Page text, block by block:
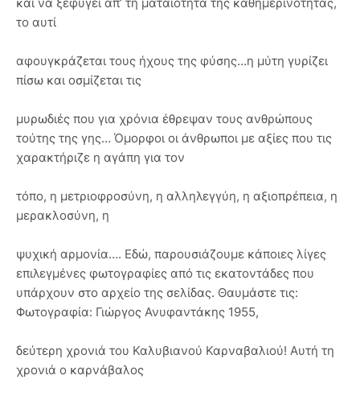
το αυτί
αφουγκράζεται τους ήχους της φύσης…η μύτη γυρίζει
πίσω και οσμίζεται τις
μυρωδιές που για χρόνια έθρεψαν τους ανθρώπους
τούτης της γης… Όμορφοι οι άνθρωποι με αξίες που τις
χαρακτήριζε η αγάπη για τον
τόπο, η μετριοφροσύνη, η αλληλεγγύη, η αξιοπρέπεια, η
μερακλοσύνη, η
ψυχική αρμονία…. Εδώ, παρουσιάζουμε κάποιες λίγες
επιλεγμένες φωτογραφίες από τις εκατοντάδες που
υπάρχουν στο αρχείο της σελίδας. Θαυμάστε τις:
Φωτογραφία: Γιώργος Ανυφαντάκης 1955,
δεύτερη χρονιά του Καλυβιανού Καρναβαλιού! Αυτή τη
χρονιά ο καρνάβαλος